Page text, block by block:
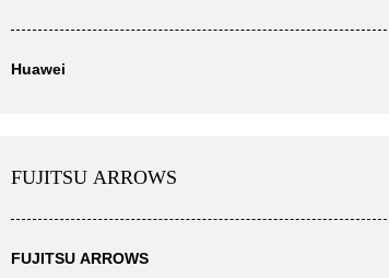
Huawei
FUJITSU ARROWS
FUJITSU ARROWS